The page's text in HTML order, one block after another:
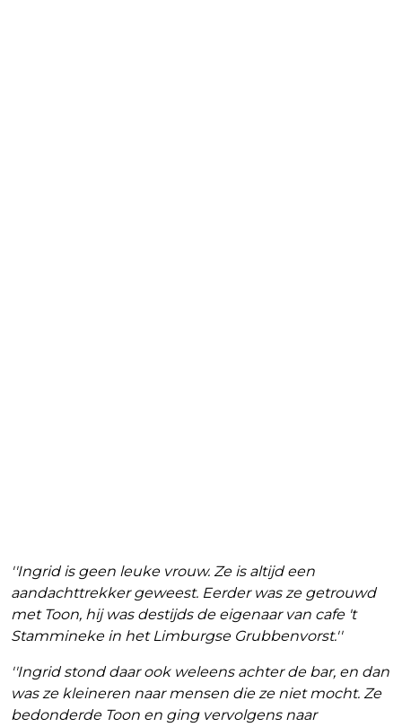
''Ingrid is geen leuke vrouw. Ze is altijd een
aandachttrekker geweest. Eerder was ze getrouwd
met Toon, hij was destijds de eigenaar van cafe 't
Stammineke in het Limburgse Grubbenvorst.''
''Ingrid stond daar ook weleens achter de bar, en dan
was ze kleineren naar mensen die ze niet mocht. Ze
bedonderde Toon en ging vervolgens naar